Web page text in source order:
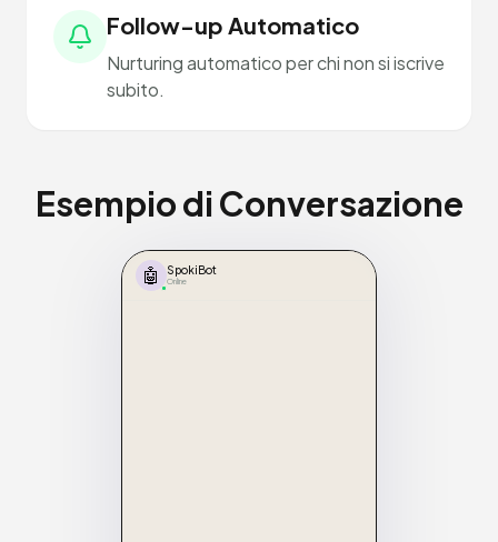
Follow-up Automatico
Nurturing automatico per chi non si iscrive
subito.
Esempio di Conversazione
🤖 SpokiBot
Online